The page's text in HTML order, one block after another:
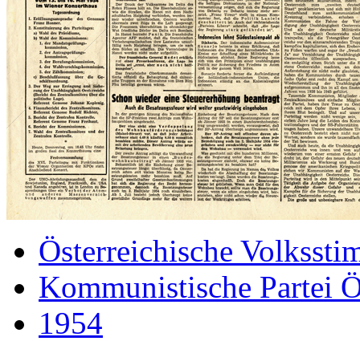
Österreichische
Kommunistische Partei
1954